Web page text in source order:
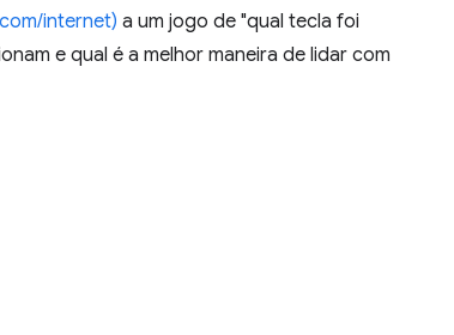
internet) a um jogo de "qual tecla foi
e qual é a melhor maneira de lidar com